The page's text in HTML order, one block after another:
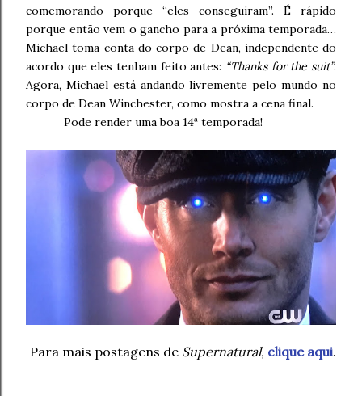
comemorando porque “eles conseguiram”. É rápido
porque então vem o gancho para a próxima temporada…
Michael toma conta do corpo de Dean, independente do
acordo que eles tenham feito antes: “Thanks for the suit”.
Agora, Michael está andando livremente pelo mundo no
corpo de Dean Winchester, como mostra a cena final.
Pode render uma boa 14ª temporada!
Para mais postagens de Supernatural, clique aqui.